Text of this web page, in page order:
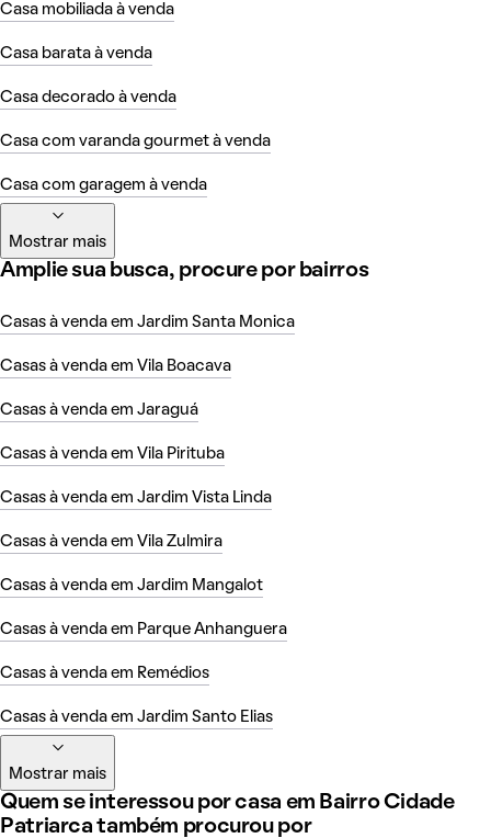
Casa mobiliada à venda
Casa barata à venda
Casa decorado à venda
Casa com varanda gourmet à venda
Casa com garagem à venda
Mostrar mais
Amplie sua busca, procure por bairros
Casas à venda em Jardim Santa Monica
Casas à venda em Vila Boacava
Casas à venda em Jaraguá
Casas à venda em Vila Pirituba
Casas à venda em Jardim Vista Linda
Casas à venda em Vila Zulmira
Casas à venda em Jardim Mangalot
Casas à venda em Parque Anhanguera
Casas à venda em Remédios
Casas à venda em Jardim Santo Elias
Mostrar mais
Quem se interessou por casa em Bairro Cidade
Patriarca também procurou por